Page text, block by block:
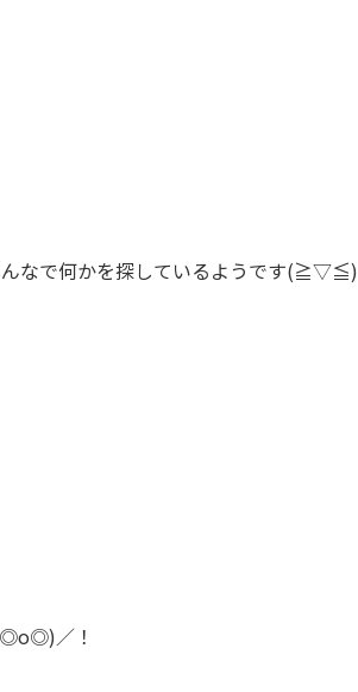
なで何かを探しているようです(≧▽≦)
／！